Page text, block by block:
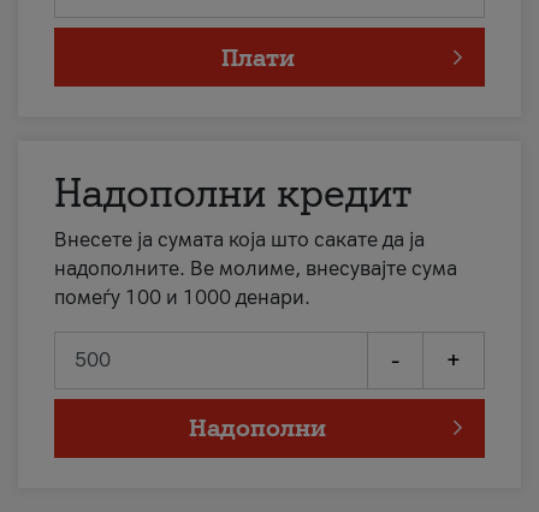
Плати
Надополни кредит
Внесете ја сумата која што сакате да ја
надополните. Ве молиме, внесувајте сума
помеѓу 100 и 1000 денари.
- +
Надополни